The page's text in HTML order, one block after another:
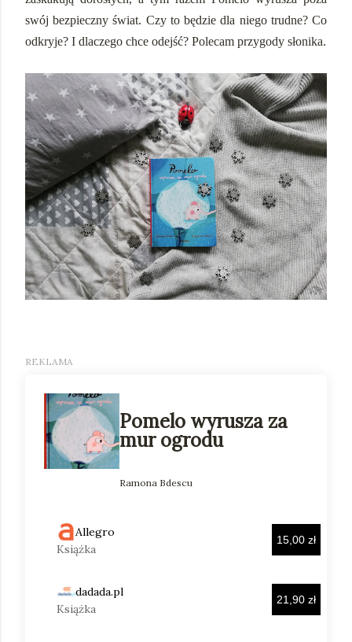
swój bezpieczny świat. Czy to będzie dla niego trudne? Co
odkryje? I dlaczego chce odejść? Polecam przygody słonika.